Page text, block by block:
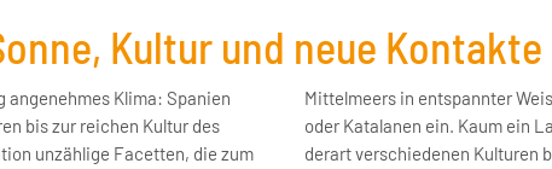
Kultur und neue
Klima: Spanien
bis zur reichen Kultur des
unzählige Facetten, die zum
Mittelmeers in entspannter
oder Katalanen ein. Kaum ein
derart verschiedenen Kulturen